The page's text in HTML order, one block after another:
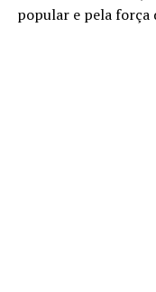
popular e pela força